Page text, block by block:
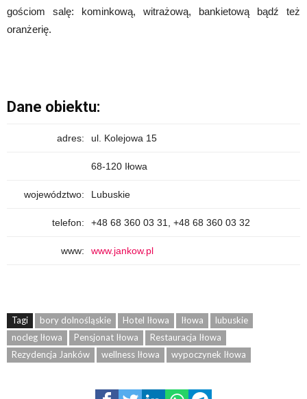
gościom salę: kominkową, witrażową, bankietową bądź też
oranżerię.
Dane obiektu:
adres: ul. Kolejowa 15
68-120 Iłowa
województwo: Lubuskie
telefon: +48 68 360 03 31, +48 68 360 03 32
www: www.jankow.pl
Tagi bory dolnośląskie Hotel Iłowa Iłowa
lubuskie
nocleg Iłowa
Pensjonat Iłowa
Restauracja Iłowa
Rezydencja Janków
wellness Iłowa wypoczynek Iłowa